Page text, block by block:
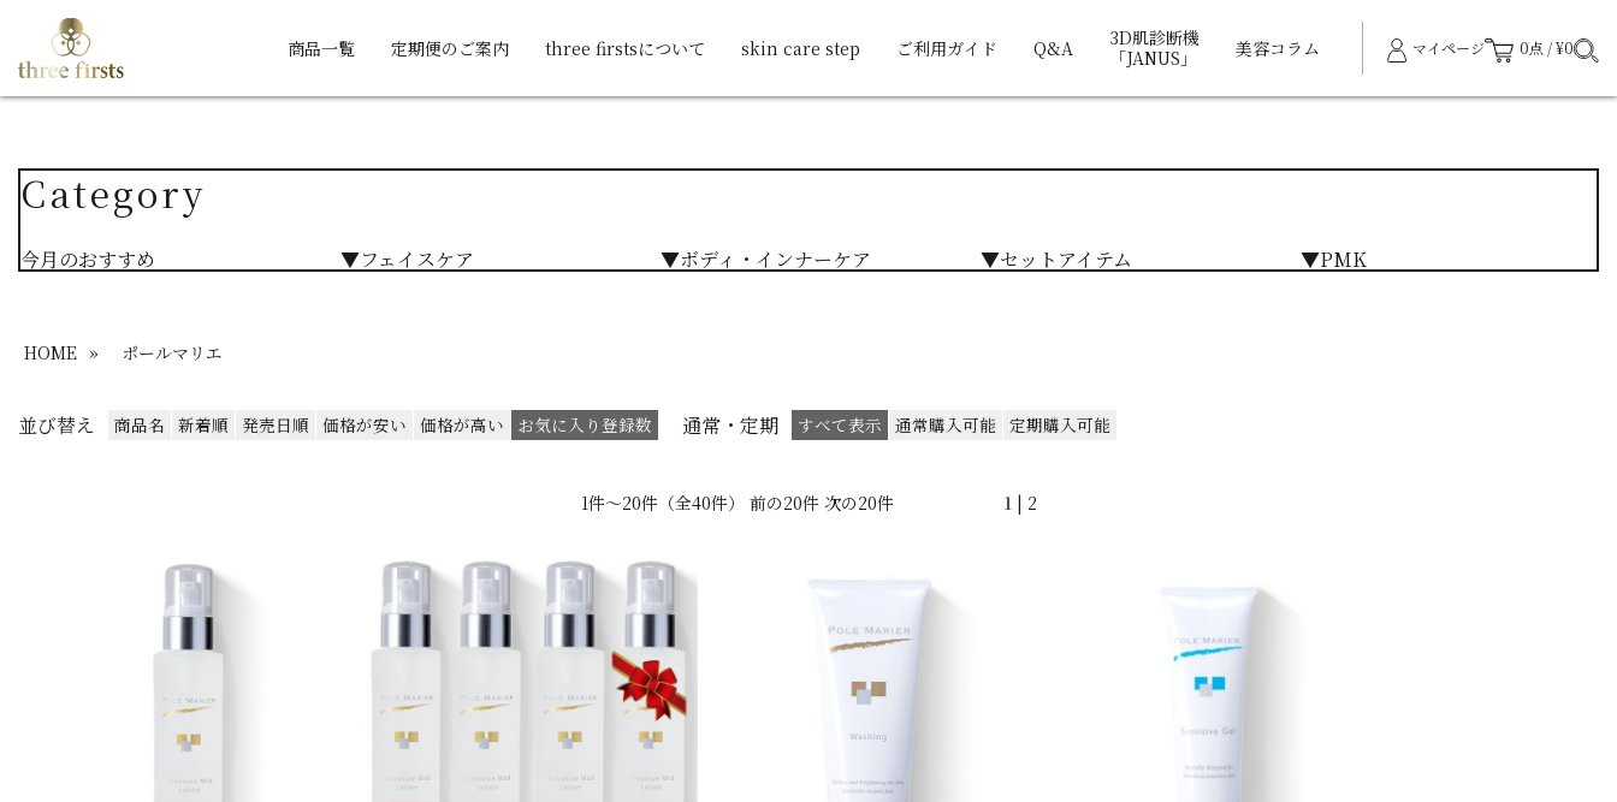
商品一覧 定期便のご案内 three firstsについて skin care step ご利用ガイド Q&A
3D肌診断機
「JANUS」
美容コラム マイページ 0点 / ¥0
Category
今月のおすすめ ▼フェイスケア ▼ボディ・インナーケア ▼セットアイテム ▼PMK
HOME » ポールマリエ
並び替え 商品名 新着順 発売日順 価格が安い 価格が高い お気に入り登録数 通常・定期 すべて表示 通常購入可能 定期購入可能
1件～20件（全40件） 前の20件 次の20件 1| 2